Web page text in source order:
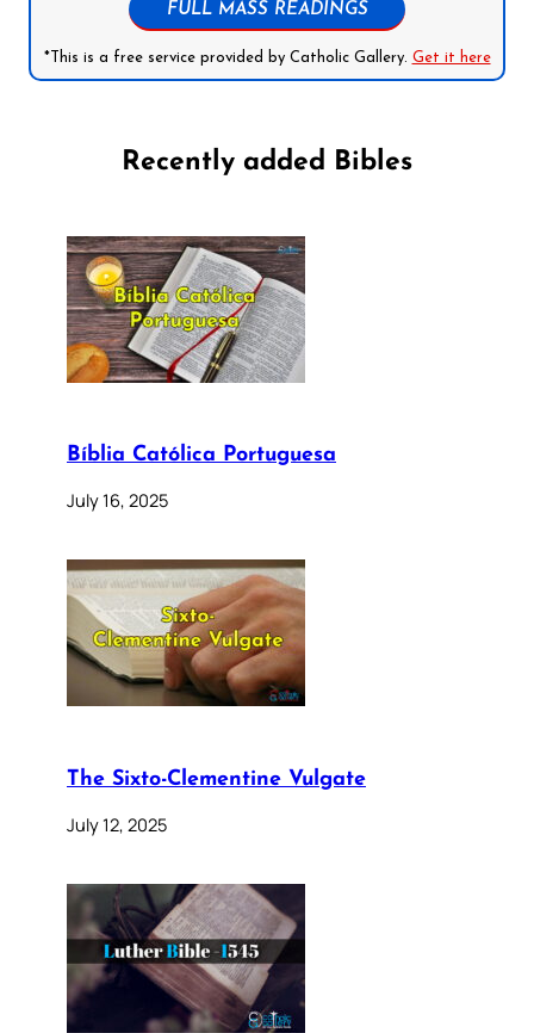
FULL MASS READINGS
*This is a free service provided by Catholic Gallery. Get it here
Recently added Bibles
Bíblia Católica Portuguesa
July 16, 2025
The Sixto-Clementine Vulgate
July 12, 2025